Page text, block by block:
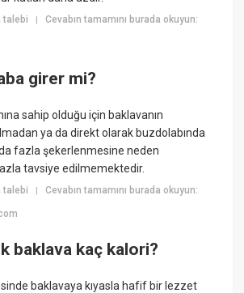
talebi |Cevabın tamamını burada okuyun:
girer mi?
sahip olduğu için baklavanın
ya da direkt olarak buzdolabında
fazla şekerlenmesine neden
tavsiye edilmemektedir.
talebi |Cevabın tamamını burada okuyun:
baklava kaç kalori?
baklavaya kıyasla hafif bir lezzet